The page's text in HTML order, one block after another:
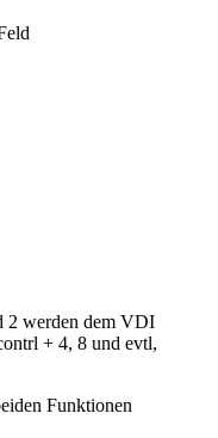
2 werden dem VDI
+ 4, 8 und evtl,
Funktionen